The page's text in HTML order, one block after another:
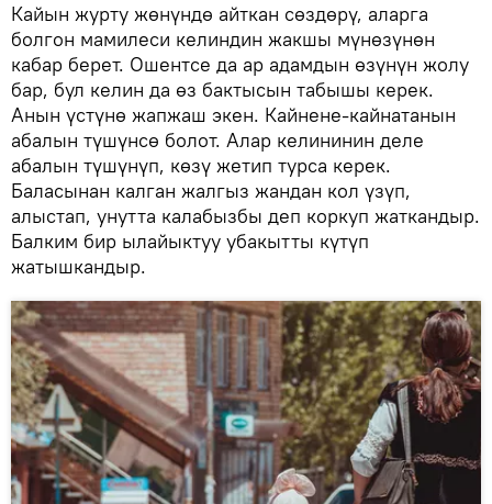
Кайын журту жөнүндө айткан сөздөрү, аларга
болгон мамилеси келиндин жакшы мүнөзүнөн
кабар берет. Ошентсе да ар адамдын өзүнүн жолу
бар, бул келин да өз бактысын табышы керек.
Анын үстүнө жапжаш экен. Кайнене-кайнатанын
абалын түшүнсө болот. Алар келининин деле
абалын түшүнүп, көзү жетип турса керек.
Баласынан калган жалгыз жандан кол үзүп,
алыстап, унутта калабызбы деп коркуп жаткандыр.
Балким бир ылайыктуу убакытты күтүп
жатышкандыр.